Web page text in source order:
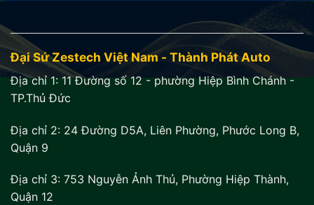
Đại Sứ Zestech Việt Nam - Thành Phát Auto
Địa chỉ 1: 11 Đường số 12 - phường Hiệp Bình Chánh -
TP.Thủ Đức
Địa chỉ 2: 24 Đường D5A, Liên Phường, Phước Long B,
Quận 9
Địa chỉ 3: 753 Nguyễn Ảnh Thủ, Phường Hiệp Thành,
Quận 12